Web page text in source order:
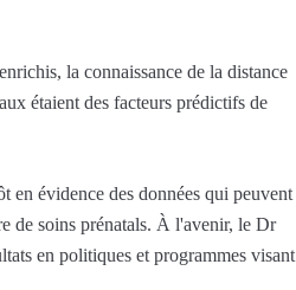
la connaissance de la distance
étaient des facteurs prédictifs de
en évidence des données qui peuvent
de soins prénatals. À l'avenir, le Dr
en politiques et programmes visant